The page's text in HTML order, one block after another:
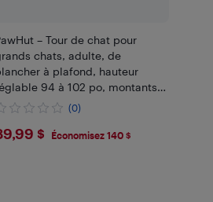
– Tour de chat pour
chats, adulte, de
à plafond, hauteur
94 à 102 po, montants
multiples, marteau douillet,
(0)
$ Économisez 140 $